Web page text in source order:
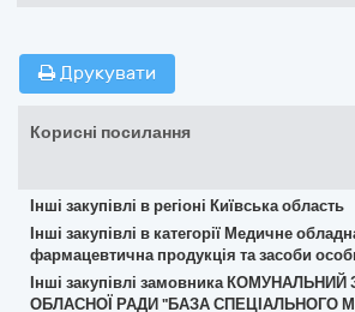
Друкувати
Корисні посилання
Інші закупівлі в регіоні Київська область
Інші закупівлі в категорії Медичне
фармацевтична продукція та засоби
Інші закупівлі замовника
ОБЛАСНОЇ РАДИ "БАЗА СПЕЦІАЛЬНОГО